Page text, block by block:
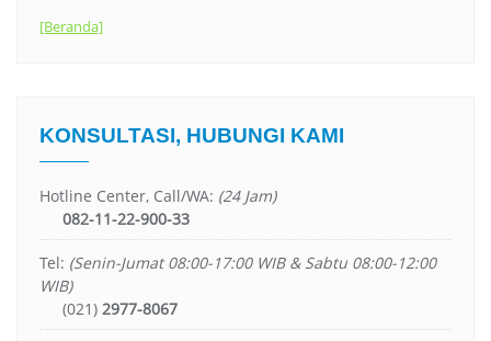
[Beranda]
KONSULTASI, HUBUNGI KAMI
Hotline Center, Call/WA: (24 Jam)
082-11-22-900-33
Tel: (Senin-Jumat 08:00-17:00 WIB & Sabtu 08:00-12:00
WIB)
(021) 2977-8067